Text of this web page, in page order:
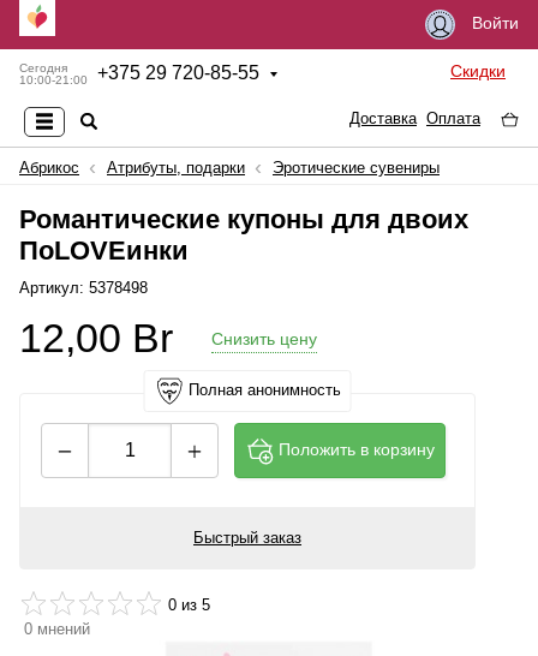
Войти
Сегодня
10:00-21:00
+375 29 720-85-55 Скидки
Доставка Оплата
Абрикос Атрибуты, подарки Эротические сувениры
Романтические купоны для двоих
ПоLOVEинки
Артикул: 5378498
12,00 Br Снизить цену
Полная анонимность
Положить в корзину
Быстрый заказ
0 из 5
0 мнений